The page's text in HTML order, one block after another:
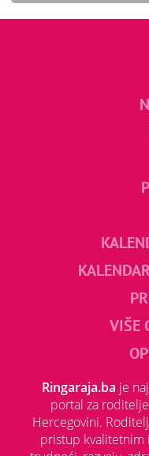
VIŠE
Ringaraja.ba je
portal za
Hercegovini.
pristup kvalitetnim